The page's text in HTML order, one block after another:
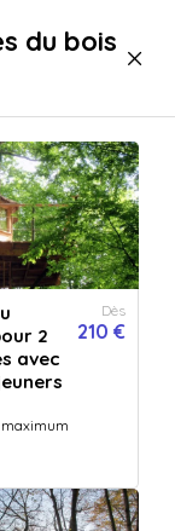
Afficher toutes
les images
du bois
2
avec
Dès
210 €